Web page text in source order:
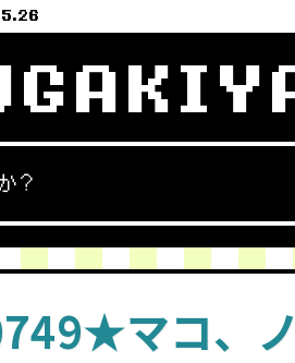
？
マコ、